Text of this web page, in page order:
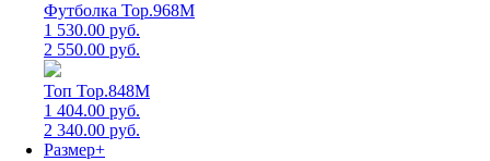
Футболка Top.968M
1 530.00 руб.
2 550.00 руб.
Топ Top.848M
1 404.00 руб.
2 340.00 руб.
Размер+